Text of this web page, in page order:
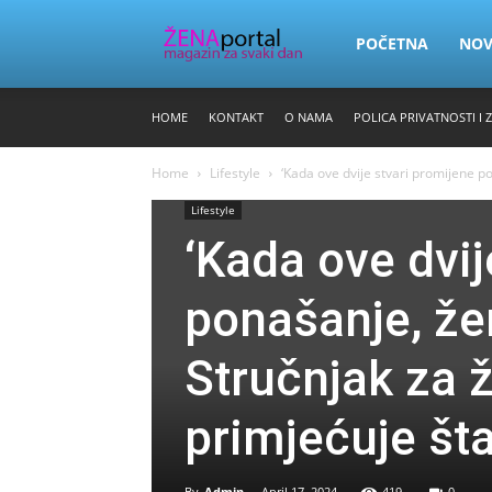
Zena
POČETNA
HOME KONTAKT O NAMA POLICA PRIVATNOSTI I
Home Lifestyle ‘Kada ove dvije stvari promijene
Lifestyle
‘Kada ove
ponašanje,
Stručnjak za
primjećuje